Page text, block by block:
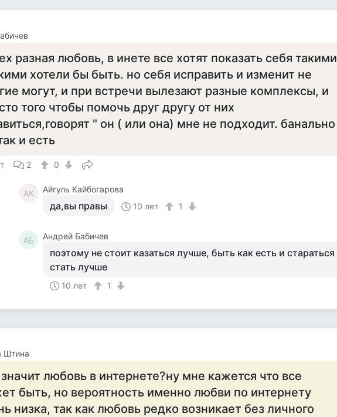
разная любовь, в инете все хотят показать себя такими
хотели бы быть. но себя исправить и изменит не
могут, и при встречи вылезают разные комплексы, и
того чтобы помочь друг другу от них
" он ( или она) мне не подходит. банально
и есть
2 0
АК Айгуль Кайбогарова
да,вы правы 10 лет 1
АБ Андрей Бабичев
поэтому не стоит казаться лучше, быть как есть и стараться
стать лучше
10 лет 1
Штина
любовь в интернете?ну мне кажется что все
быть, но вероятность именно любви по интернету
низка, так как любовь редко возникает без личного